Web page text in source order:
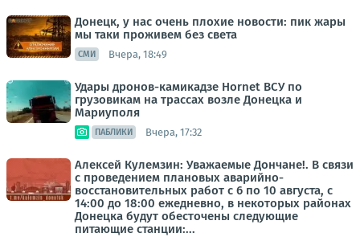
Донецк, у нас очень плохие новости: пик жары
мы таки проживем без света
СМИ Вчера, 18:49
Удары дронов-камикадзе Hornet ВСУ по
грузовикам на трассах возле Донецка и
Мариуполя
ПАБЛИКИ Вчера, 17:32
Алексей Кулемзин: Уважаемые Дончане!. В связи
с проведением плановых аварийно-
восстановительных работ с 6 по 10 августа, с
14:00 до 18:00 ежедневно, в некоторых районах
Донецка будут обесточены следующие
питающие станции:...